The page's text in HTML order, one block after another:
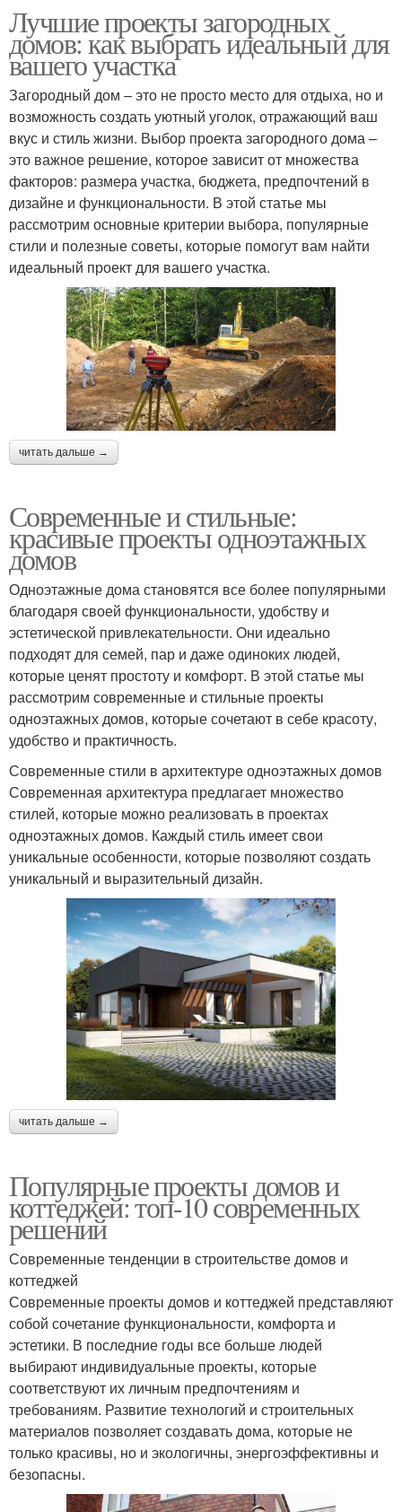
Лучшие проекты загородных
домов: как выбрать идеальный для
вашего участка
Загородный дом – это не просто место для отдыха, но и
возможность создать уютный уголок, отражающий ваш
вкус и стиль жизни. Выбор проекта загородного дома –
это важное решение, которое зависит от множества
факторов: размера участка, бюджета, предпочтений в
дизайне и функциональности. В этой статье мы
рассмотрим основные критерии выбора, популярные
стили и полезные советы, которые помогут вам найти
идеальный проект для вашего участка.
читать дальше →
Современные и стильные:
красивые проекты одноэтажных
домов
Одноэтажные дома становятся все более популярными
благодаря своей функциональности, удобству и
эстетической привлекательности. Они идеально
подходят для семей, пар и даже одиноких людей,
которые ценят простоту и комфорт. В этой статье мы
рассмотрим современные и стильные проекты
одноэтажных домов, которые сочетают в себе красоту,
удобство и практичность.
Современные стили в архитектуре одноэтажных домов
Современная архитектура предлагает множество
стилей, которые можно реализовать в проектах
одноэтажных домов. Каждый стиль имеет свои
уникальные особенности, которые позволяют создать
уникальный и выразительный дизайн.
читать дальше →
Популярные проекты домов и
коттеджей: топ-10 современных
решений
Современные тенденции в строительстве домов и
коттеджей
Современные проекты домов и коттеджей представляют
собой сочетание функциональности, комфорта и
эстетики. В последние годы все больше людей
выбирают индивидуальные проекты, которые
соответствуют их личным предпочтениям и
требованиям. Развитие технологий и строительных
материалов позволяет создавать дома, которые не
только красивы, но и экологичны, энергоэффективны и
безопасны.